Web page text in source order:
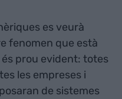
es veurà
fenomen que està
prou evident: totes
les empreses i
de sistemes